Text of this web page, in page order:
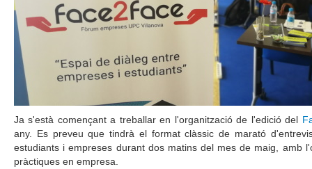
Ja s'està començant a treballar en l'organització de l'edició del
any. Es preveu que tindrà el format clàssic de marató
estudiants i empreses durant dos matins del mes de maig, amb
pràctiques en empresa.